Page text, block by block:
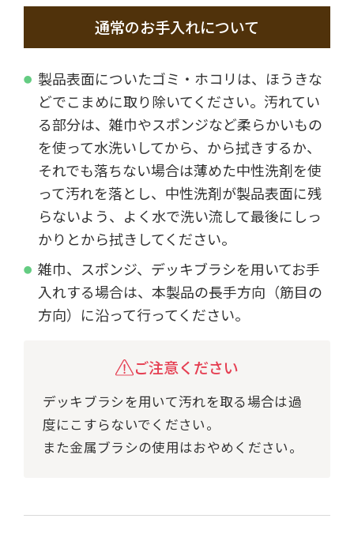
通常のお手入れについて
製品表面についたゴミ・ホコリは、ほうきな
どでこまめに取り除いてください。汚れてい
る部分は、雑巾やスポンジなど柔らかいもの
を使って水洗いしてから、から拭きするか、
それでも落ちない場合は薄めた中性洗剤を使
って汚れを落とし、中性洗剤が製品表面に残
らないよう、よく水で洗い流して最後にしっ
かりとから拭きしてください。
雑巾、スポンジ、デッキブラシを用いてお手
入れする場合は、本製品の長手方向（筋目の
方向）に沿って行ってください。
ご注意ください
デッキブラシを用いて汚れを取る場合は過
度にこすらないでください。
また金属ブラシの使用はおやめください。